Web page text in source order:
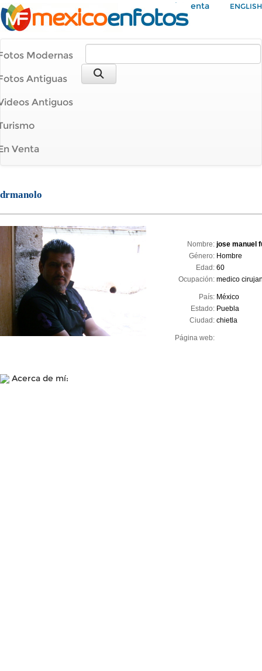
Mi Cuenta ENGLISH
Modernas
Antiguas
Antiguos
Venta
drmanolo
Nombre: jose manuel
Género: Hombre
Edad: 60
Ocupación: medico
País: México
Estado: Puebla
Ciudad: chietla
Página web:
Acerca de mí: